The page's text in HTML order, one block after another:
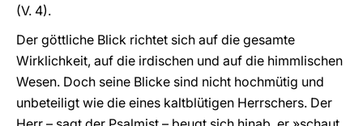
(V. 4).
Der göttliche Blick richtet sich auf die gesamte
Wirklichkeit, auf die irdischen und auf die himmlischen
Wesen. Doch seine Blicke sind nicht hochmütig und
unbeteiligt wie die eines kaltblütigen Herrschers. Der